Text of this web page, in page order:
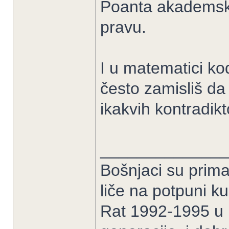
Poanta
pravu.
I u matematici
često zamisliš
ikakvih
Bošnjaci su
liče na potpuni
Rat 1992-1995